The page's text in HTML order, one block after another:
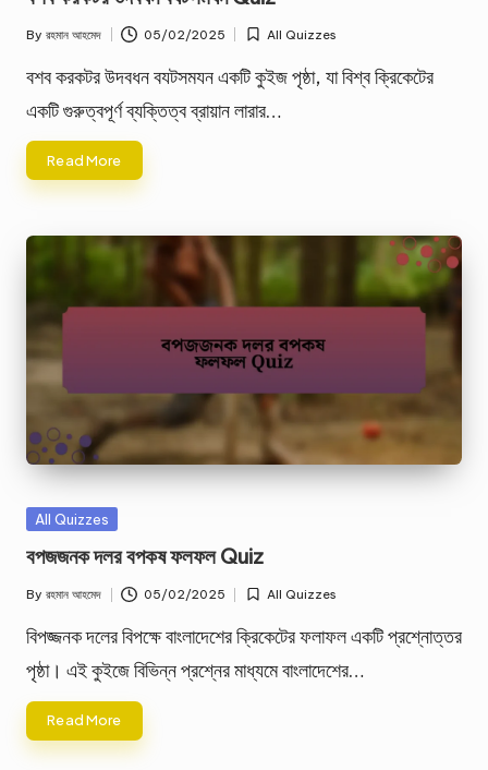
Posted
By রহমান আহমেদ 05/02/2025
Posted
in
All Quizzes
বশব করকটর উদবধন বযটসমযন একটি কুইজ পৃষ্ঠা, যা বিশ্ব ক্রিকেটের
একটি গুরুত্বপূর্ণ ব্যক্তিত্ব ব্রায়ান লারার…
Read More
Posted
All Quizzes
বপজজনক দলর বপকষ ফলফল Quiz
Posted
by
By রহমান আহমেদ 05/02/2025
Posted
in
All Quizzes
বিপজ্জনক দলের বিপক্ষে বাংলাদেশের ক্রিকেটের ফলাফল একটি প্রশ্নোত্তর
পৃষ্ঠা। এই কুইজে বিভিন্ন প্রশ্নের মাধ্যমে বাংলাদেশের…
Read More